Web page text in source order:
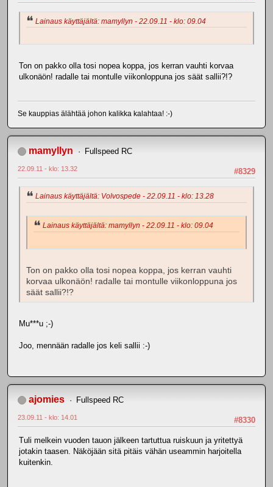
Lainaus käyttäjältä: mamyllyn - 22.09.11 - klo: 09.04
Ton on pakko olla tosi nopea koppa, jos kerran vauhti korvaa
ulkonäön! radalle tai montulle viikonloppuna jos säät sallii?!?
Se kauppias älähtää johon kalikka kalahtaa! :-)
mamyllyn Fullspeed RC
#8329
22.09.11 - klo: 13.32
Lainaus käyttäjältä: Volvospede - 22.09.11 - klo: 13.28
Lainaus käyttäjältä: mamyllyn - 22.09.11 - klo: 09.04
Ton on pakko olla tosi nopea koppa, jos kerran vauhti
korvaa ulkonäön! radalle tai montulle viikonloppuna jos
säät sallii?!?
Mu***u ;-)
Joo, mennään radalle jos keli sallii :-)
ajomies Fullspeed RC
#8330
23.09.11 - klo: 14.01
Tuli melkein vuoden tauon jälkeen tartuttua ruiskuun ja yritettyä
jotakin taasen. Näköjään sitä pitäis vähän useammin harjoitella
kuitenkin.